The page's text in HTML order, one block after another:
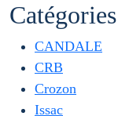
Catégories
CANDALE
CRB
Crozon
Issac